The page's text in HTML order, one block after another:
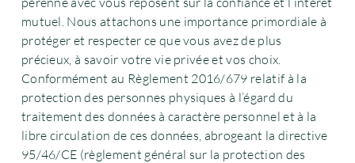
mutuel. Nous attachons une importance primordiale à
protéger et respecter ce que vous avez de plus
précieux, à savoir votre vie privée et vos choix.
Conformément au Règlement 2016/679 relatif à la
protection des personnes physiques à l’égard du
traitement des données à caractère personnel et à la
libre circulation de ces données, abrogeant la directive
95/46/CE (règlement général sur la protection des